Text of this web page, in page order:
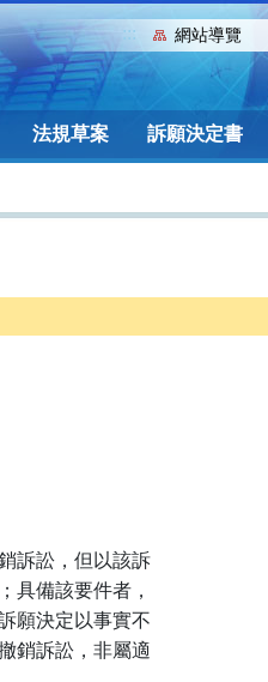
::: 網站導覽
法規草案 訴願決定書
訴訟，但以該訴
具備該要件者，
願決定以事實不
銷訴訟，非屬適